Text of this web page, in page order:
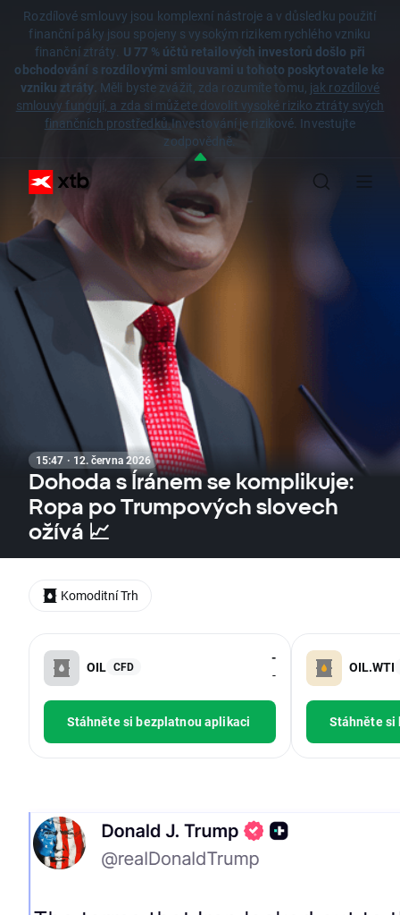
Rozdílové smlouvy jsou komplexní nástroje a v důsledku použití
finanční páky jsou spojeny s vysokým rizikem rychlého vzniku
finanční ztráty. U 77 % účtů retailových investorů došlo při
obchodování s rozdílovými smlouvami u tohoto poskytovatele ke
vzniku ztráty. Měli byste zvážit, zda rozumíte tomu, jak rozdílové
smlouvy fungují, a zda si můžete dovolit vysoké riziko ztráty svých
finančních prostředků.Investování je rizikové. Investujte
zodpovědně.
15:47 · 12. června 2026
Dohoda s Íránem se komplikuje:
Ropa po Trumpových slovech
ožívá 📈
OIL CFD
-
-
Stáhněte si bezplatnou aplikaci
OIL.WTI
Stáhněte
Komoditní Trh